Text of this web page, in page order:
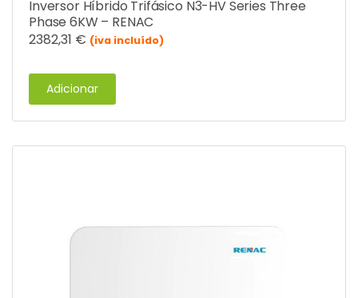
Inversor Híbrido Trifásico N3-HV Series Three
Phase 6KW – RENAC
2382,31 € (iva incluído)
Adicionar